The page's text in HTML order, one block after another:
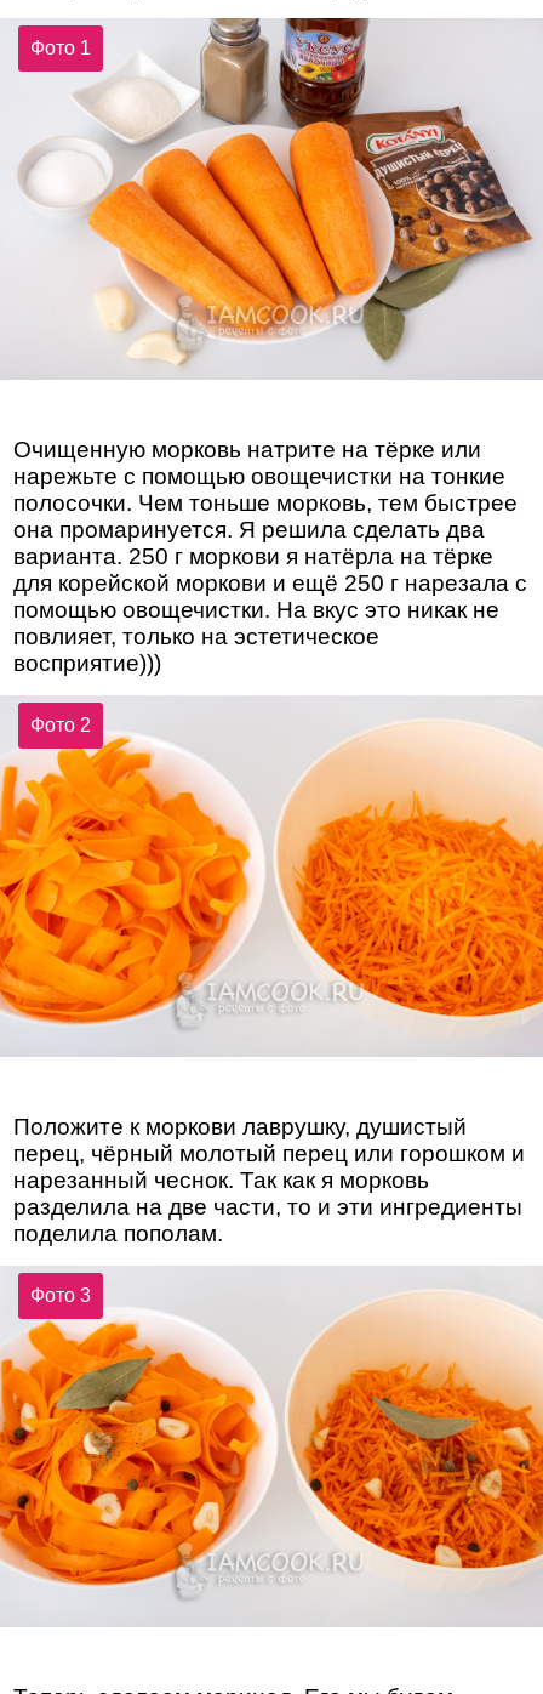
Фото 1
Очищенную морковь натрите на тёрке или
нарежьте с помощью овощечистки на тонкие
полосочки. Чем тоньше морковь, тем быстрее
она промаринуется. Я решила сделать два
варианта. 250 г моркови я натёрла на тёрке
для корейской моркови и ещё 250 г нарезала с
помощью овощечистки. На вкус это никак не
повлияет, только на эстетическое
восприятие)))
Фото 2
Положите к моркови лаврушку, душистый
перец, чёрный молотый перец или горошком и
нарезанный чеснок. Так как я морковь
разделила на две части, то и эти ингредиенты
поделила пополам.
Фото 3